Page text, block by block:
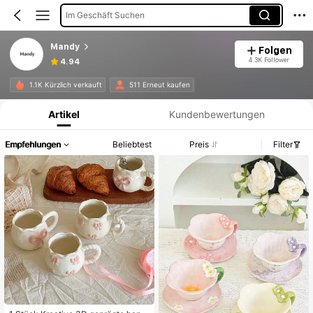
Im Geschäft Suchen
Mandy
4.94
Folgen
4.3K Follower
1.1K Kürzlich verkauft 511 Erneut kaufen
Produktinformation: Preisangabe, Verkaufs- und Lagerbestandsdetails.
Artikel Kundenbewertungen
Empfehlungen Beliebtest Preis Filter